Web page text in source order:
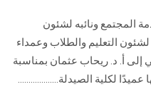
المجتمع ونائبه لشئون
التعليم والطلاب وعمداء
إلى أ. د. ريحاب عثمان بمناسبة
لكلية الصيدلة...................